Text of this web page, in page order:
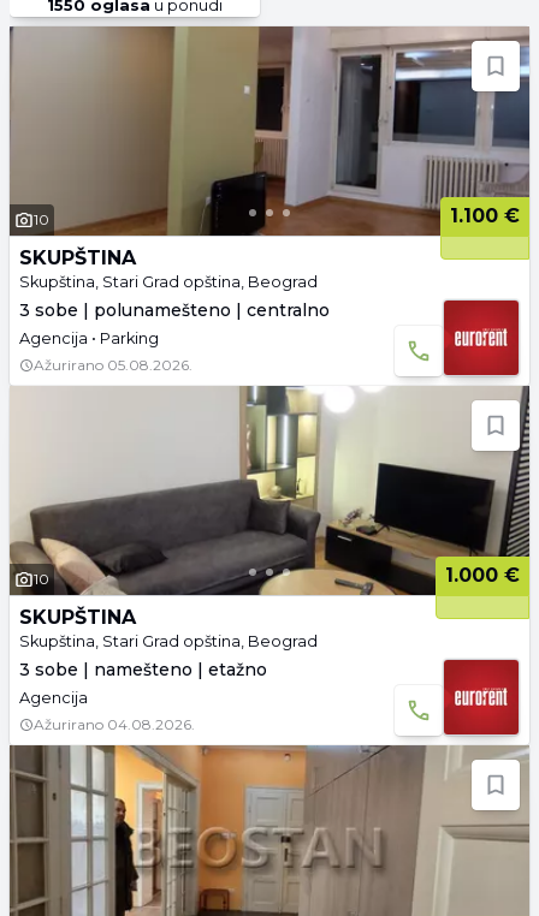
1550 oglasa u ponudi
10
1.100 €
SKUPŠTINA
Skupština, Stari Grad opština, Beograd
3 sobe | polunamešteno | centralno
Agencija • Parking
Ažurirano 05.08.2026.
10
1.000 €
SKUPŠTINA
Skupština, Stari Grad opština, Beograd
3 sobe | namešteno | etažno
Agencija
Ažurirano 04.08.2026.